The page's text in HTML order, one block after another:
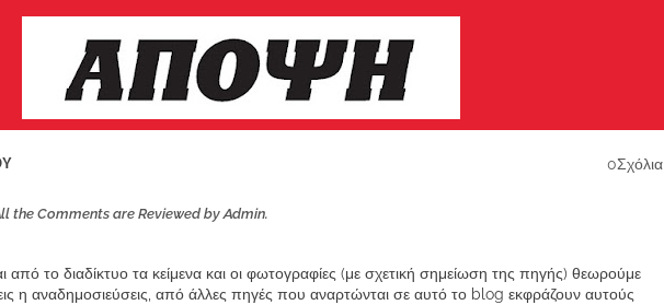
0Σχόλια
the Comments are Reviewed by Admin.
από το διαδίκτυο τα κείμενα και οι φωτογραφίες (με σχετική σημείωση της πηγής) θεωρούμε
η αναδημοσιεύσεις, από άλλες πηγές που αναρτώνται σε αυτό το blog εκφράζουν αυτούς